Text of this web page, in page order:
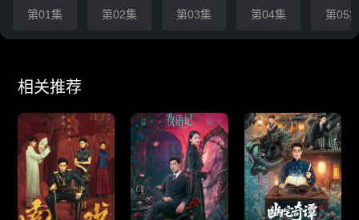
第01集 第02集 第03集 第04集 第05
相关推荐